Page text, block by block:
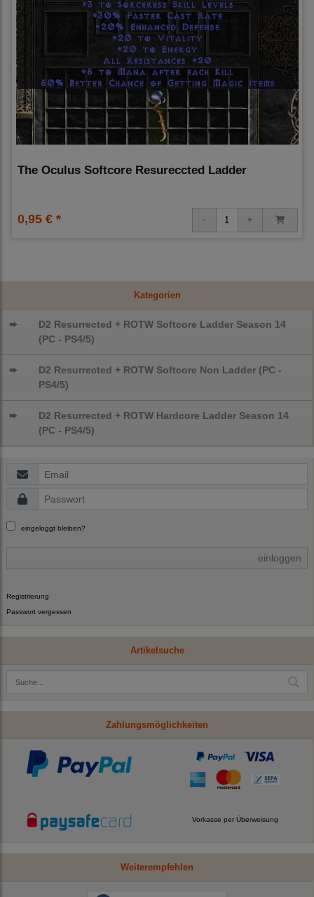
Kategorien
➨
D2 Resurrected + ROTW Softcore Ladder Season 14
(PC - PS4/5)
➨
D2 Resurrected + ROTW Softcore Non Ladder (PC -
PS4/5)
➨
D2 Resurrected + ROTW Hardcore Ladder Season 14
(PC - PS4/5)
eingeloggt bleiben?
einloggen
Registrierung
Passwort vergessen
Artikelsuche
The Oculus Softcore Resureccted Ladder
0,95 € *
Zahlungsmöglichkeiten
Vorkasse per Überweisung
Weiterempfehlen